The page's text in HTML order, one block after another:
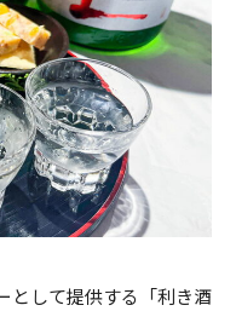
として提供する「利き酒